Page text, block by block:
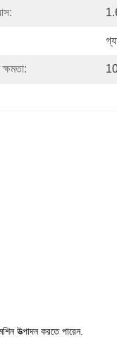
উত্পাদন করতে পারেন.